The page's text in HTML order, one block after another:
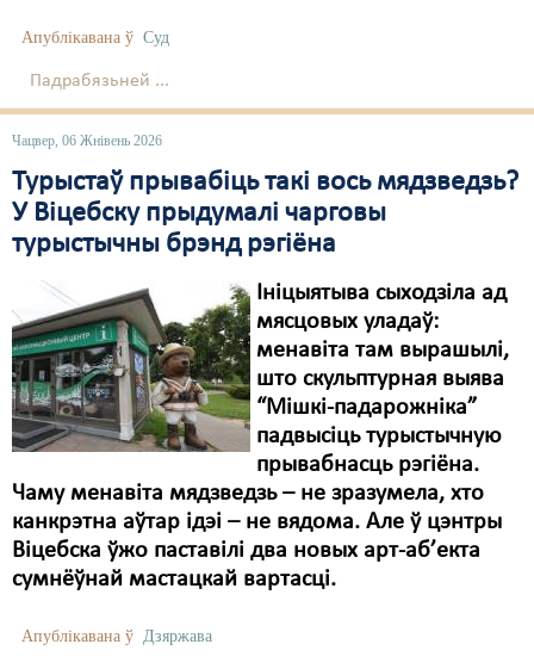
Апублікавана ў Суд
Падрабязьней ...
Чацвер, 06 Жнівень 2026
Турыстаў прывабіць такі вось мядзведзь?
У Віцебску прыдумалі чарговы
турыстычны брэнд рэгіёна
Ініцыятыва сыходзіла ад
мясцовых уладаў:
менавіта там вырашылі,
што скульптурная выява
“Мішкі-падарожніка”
падвысіць турыстычную
прывабнасць рэгіёна.
Чаму менавіта мядзведзь – не зразумела, хто
канкрэтна аўтар ідэі – не вядома. Але ў цэнтры
Віцебска ўжо паставілі два новых арт-аб’екта
сумнёўнай мастацкай вартасці.
Апублікавана ў Дзяржава
ЛПП
Мігранты
Палітвязьні
Праваабаронцы
Пэнітэнцыярная сыстэма
Распальваньне варожасьці
Рознае
Свабода сумленьня
Суд